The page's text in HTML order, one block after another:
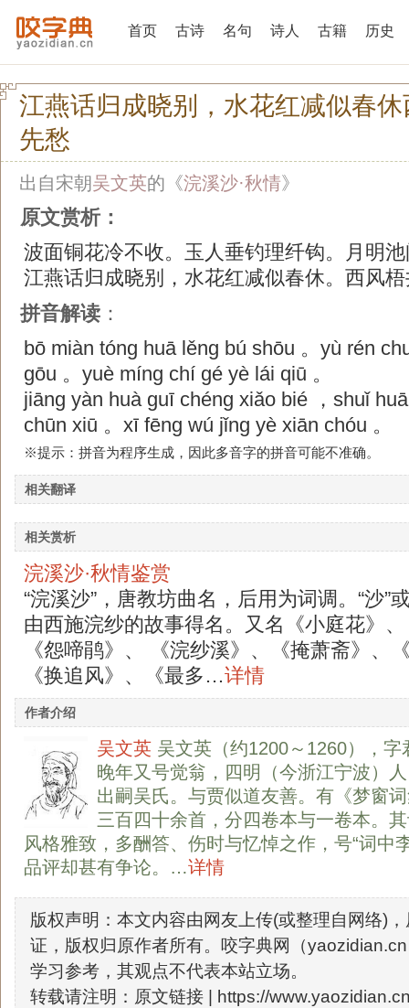
首页 古诗 名句 诗人 古籍 历史
江燕话归成晓别，水花红减似春
先愁
出自宋朝吴文英的《浣溪沙·秋情》
原文赏析：
波面铜花冷不收。玉人垂钓理纤钩。月明
江燕话归成晓别，水花红减似春休。西风
拼音解读 ：
bō miàn tóng huā lěng bú shōu 。yù rén
gōu 。yuè míng chí gé yè lái qiū 。
jiāng yàn huà guī chéng xiǎo bié ，shuǐ
chūn xiū 。xī fēng wú jǐng yè xiān chóu 。
※提示：拼音为程序生成，因此多音字的拼音可能不准确。
相关翻译
相关赏析
浣溪沙·秋情鉴赏
“浣溪沙”，唐教坊曲名，后用为词调。“沙”
由西施浣纱的故事得名。又名《小庭花》
《怨啼鹃》、 《浣纱溪》、《掩萧斋》、
《换追风》、《最多…详情
作者介绍
吴文英 吴文英（约1200～1260），字
晚年又号觉翁，四明（今浙江宁波）
出嗣吴氏。与贾似道友善。有《梦窗
三百四十余首，分四卷本与一卷本。
风格雅致，多酬答、伤时与忆悼之作，号“词中
品评却甚有争论。…详情
版权声明：本文内容由网友上传(或整理自网络)
证，版权归原作者所有。咬字典网（
学习参考，其观点不代表本站立场。
转载请注明：原文链接 |
https://